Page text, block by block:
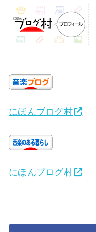
にほんブログ村
にほんブログ村